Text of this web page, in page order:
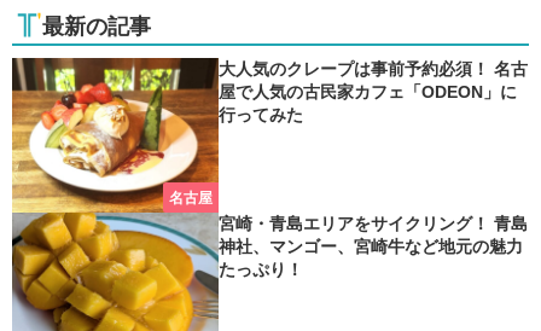
最新の記事
名古屋
大人気のクレープは事前予約必須！ 名古
屋で人気の古民家カフェ「ODEON」に
行ってみた
宮崎・青島エリアをサイクリング！ 青島
神社、マンゴー、宮崎牛など地元の魅力
たっぷり！